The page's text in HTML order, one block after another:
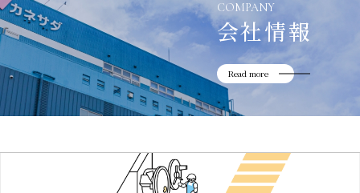
COMPANY
会社情報
Read more